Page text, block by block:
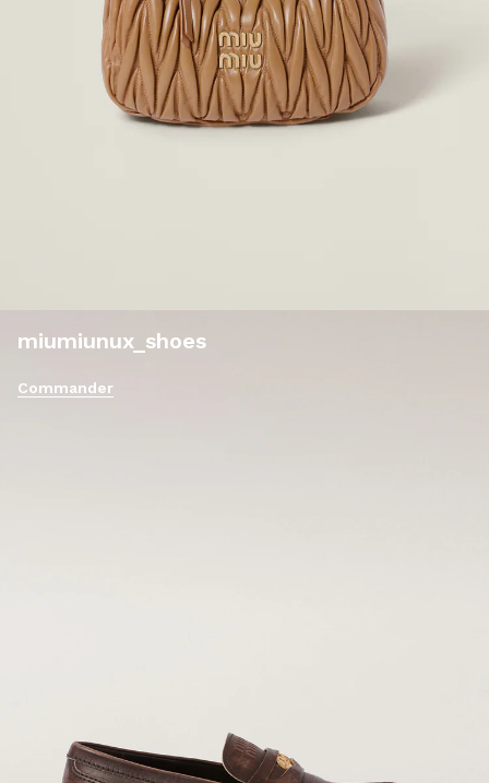
miumiunux_shoes
Commander